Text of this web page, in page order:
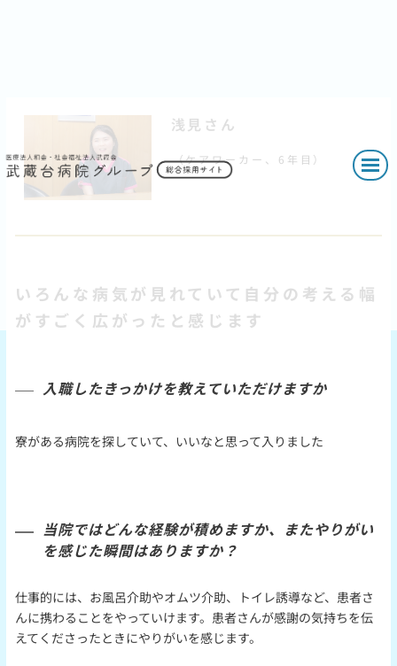
浅見さん
（ケアワーカー、6年目）
いろんな病気が見れていて自分の考える幅
がすごく広がったと感じます
入職したきっかけを教えていただけますか
寮がある病院を探していて、いいなと思って入りました
当院ではどんな経験が積めますか、またやりがい
を感じた瞬間はありますか？
仕事的には、お風呂介助やオムツ介助、 トイレ誘導など、 患者さ
んに携わることをやっていけます。患者さんが感謝の気持ちを伝
えてくださったときにやりがいを感じます。